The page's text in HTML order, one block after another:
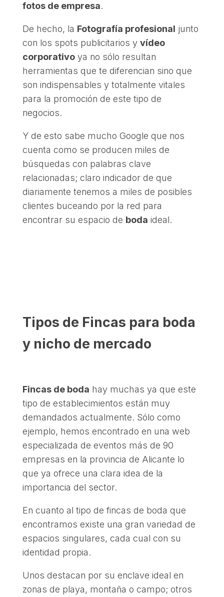
fotos de empresa.
De hecho, la Fotografía profesional junto
con los spots publicitarios y vídeo
corporativoya no sólo resultan
herramientas que te diferencian sino que
son indispensables y totalmente vitales
para la promoción de este tipo de
negocios.
Y de esto sabe mucho Google que nos
cuenta como se producen miles de
búsquedas con palabras clave
relacionadas; claro indicador de que
diariamente tenemos a miles de posibles
clientes buceando por la red para
encontrar su espacio de boda ideal.
Tipos de Fincas para boda
y nicho de mercado
Fincas de boda hay muchas ya que este
tipo de establecimientos están muy
demandados actualmente. Sólo como
ejemplo, hemos encontrado en una web
especializada de eventos más de 90
empresas en la provincia de Alicante lo
que ya ofrece una clara idea de la
importancia del sector.
En cuanto al tipo de fincas de boda que
encontramos existe una gran variedad de
espacios singulares, cada cual con su
identidad propia.
Unos destacan por su enclave ideal en
zonas de playa, montaña o campo; otros